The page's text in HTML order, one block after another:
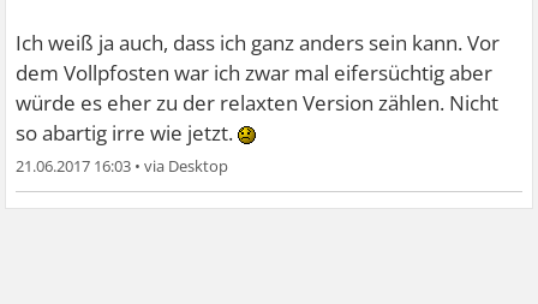
Ich weiß ja auch, dass ich ganz anders sein kann. Vor
dem Vollpfosten war ich zwar mal eifersüchtig aber
würde es eher zu der relaxten Version zählen. Nicht
so abartig irre wie jetzt.
21.06.2017 16:03 •